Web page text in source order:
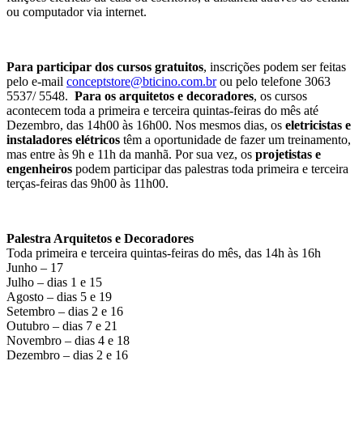
ou computador via internet.
Para participar dos cursos gratuitos, inscrições podem ser feitas
pelo e-mail conceptstore@bticino.com.brou pelo telefone 3063
5537/ 5548. Para os arquitetos e decoradores, os cursos
acontecem toda a primeira e terceira quintas-feiras do mês até
Dezembro, das 14h00 às 16h00. Nos mesmos dias, os eletricistas e
instaladores elétricos têm a oportunidade de fazer um treinamento,
mas entre às 9h e 11h da manhã. Por sua vez, os projetistas e
engenheiros podem participar das palestras toda primeira e terceira
terças-feiras das 9h00 às 11h00.
Palestra Arquitetos e Decoradores
Toda primeira e terceira quintas-feiras do mês, das 14h às 16h
Junho – 17
Julho – dias 1 e 15
Agosto – dias 5 e 19
Setembro – dias 2 e 16
Outubro – dias 7 e 21
Novembro – dias 4 e 18
Dezembro – dias 2 e 16